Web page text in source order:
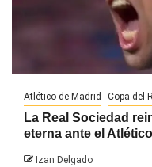
Atlético de Madrid Copa del
La Real Sociedad
eterna ante el
Izan Delgado